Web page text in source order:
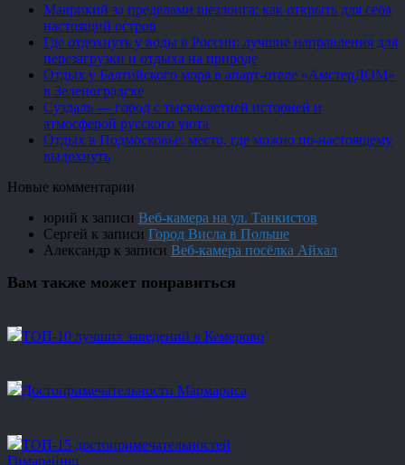
Маврикий за пределами шезлонга: как открыть для себя
настоящий остров
Где отдохнуть у воды в России: лучшие направления для
перезагрузки и отдыха на природе
Отдых у Балтийского моря в апарт-отеле «АмстерДОМ»
в Зеленоградске
Суздаль — город с тысячелетней историей и
атмосферой русского уюта
Отдых в Подмосковье: место, где можно по-настоящему
выдохнуть
Новые комментарии
юрий к записи Веб-камера на ул. Танкистов
Сергей к записи Город Висла в Польше
Александр к записи Веб-камера посёлка Айхал
Вам также может понравиться
ТОП-10 лучших заведений в Кемерово
Достопримечательности Мармариса
ТОП-15 достопримечательностей
Гимарайнш